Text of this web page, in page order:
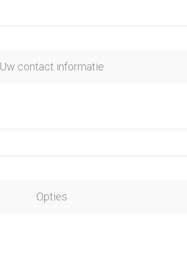
Uw contact informatie
Opties